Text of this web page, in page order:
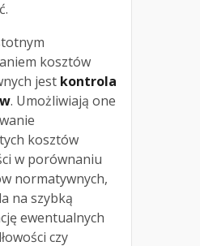
kosztów
jest kontrola
. Umożliwiają one
kosztów
w porównaniu
normatywnych,
na szybką
ewentualnych
czy